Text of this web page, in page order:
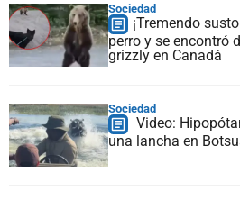
Sociedad
¡Tremendo
perro y se encontró
grizzly en Canadá
Sociedad
Video:
una lancha en